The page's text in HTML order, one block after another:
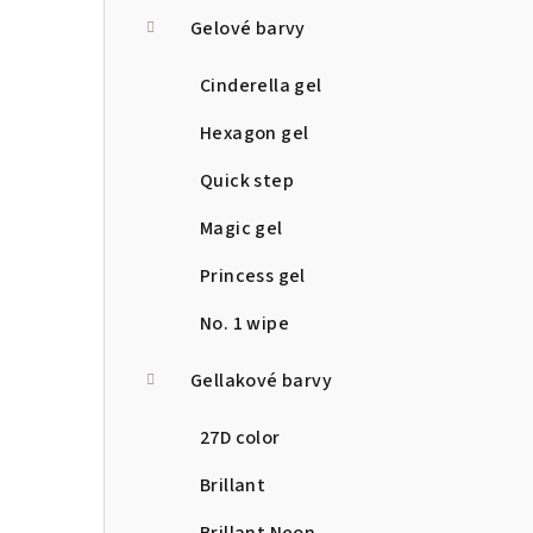
Gelové barvy
Cinderella gel
Hexagon gel
Quick step
Magic gel
Princess gel
No. 1 wipe
Gellakové barvy
27D color
Brillant